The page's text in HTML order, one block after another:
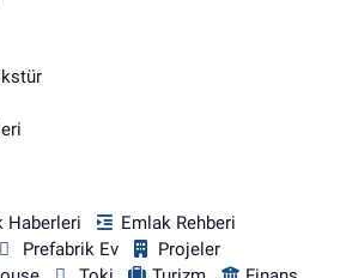
Haberleri
Emlak Rehberi
Prefabrik Ev
Projeler